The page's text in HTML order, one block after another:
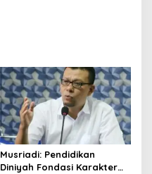
Musriadi: Pendidikan
Diniyah Fondasi Karakter